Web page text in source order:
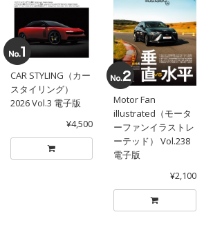
CAR STYLING（カー
スタイリング）
2026 Vol.3 電子版
¥4,500
Motor Fan
illustrated（モータ
ーファンイラストレ
ーテッド） Vol.238
電子版
¥2,100